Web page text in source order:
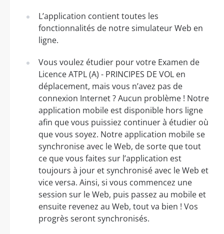
L’application contient toutes les
fonctionnalités de notre simulateur Web en
ligne.
Vous voulez étudier pour votre Examen de
Licence ATPL (A) - PRINCIPES DE VOL en
déplacement, mais vous n’avez pas de
connexion Internet ? Aucun problème ! Notre
application mobile est disponible hors ligne
afin que vous puissiez continuer à étudier où
que vous soyez. Notre application mobile se
synchronise avec le Web, de sorte que tout
ce que vous faites sur l’application est
toujours à jour et synchronisé avec le Web et
vice versa. Ainsi, si vous commencez une
session sur le Web, puis passez au mobile et
ensuite revenez au Web, tout va bien ! Vos
progrès seront synchronisés.